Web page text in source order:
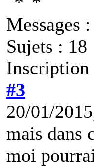
Messages
Sujets : 18
Inscription
#3
20/01/
mais dans
moi